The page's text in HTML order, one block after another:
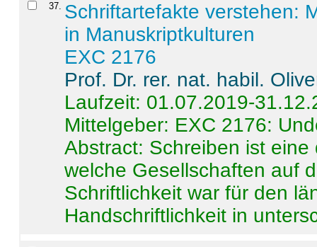
37. Schriftartefakte verstehen:
in Manuskriptkulturen
EXC 2176
Prof. Dr. rer. nat. habil.
Laufzeit: 01.07.2019-
Mittelgeber: EXC 2176:
Abstract: Schreiben ist
welche Gesellschaften auf
Schriftlichkeit war für den
Handschriftlichkeit in